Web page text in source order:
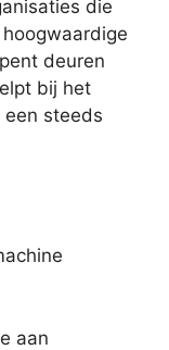
die
deuren
bij het
een steeds
aan